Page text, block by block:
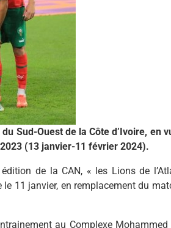
Sud-Ouest de la Côte d’Ivoire, en
(13 janvier-11 février 2024).
de la CAN, « les Lions de
11 janvier, en remplacement du
au Complexe Mohammed